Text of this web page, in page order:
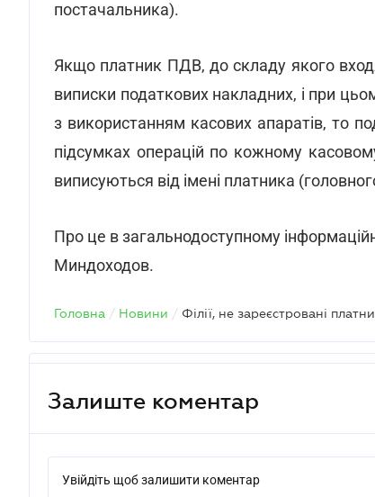
постачальника).
Якщо платник ПДВ, до складу якого
виписки податкових накладних, і при
з використанням касових апаратів, то
підсумках операцій по кожному
виписуються від імені платника
Про це в загальнодоступному
Миндоходов.
Головна / Новини /
Залиште коментар
Увійдіть щоб залишити коментар